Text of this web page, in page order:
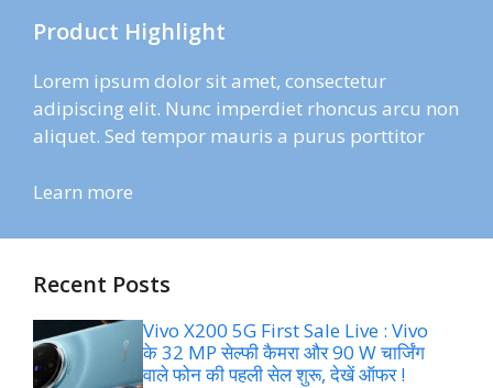
Product Highlight
Lorem ipsum dolor sit amet, consectetur
adipiscing elit. Nunc imperdiet rhoncus arcu non
aliquet. Sed tempor mauris a purus porttitor
Learn more
Recent Posts
Vivo X200 5G First Sale Live : Vivo
के 32 MP सेल्फी कैमरा और 90 W चार्जिंग
वाले फोन की पहली सेल शुरू, देखें ऑफर !